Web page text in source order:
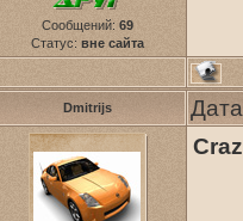
Сообщений: 69
Статус: вне сайта
Dmitrijs